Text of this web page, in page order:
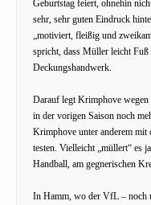
Geburtstag feiert, ohnehin
sehr, sehr guten Eindruck
„motiviert, fleißig und
spricht, dass Müller leicht Fuß
Deckungshandwerk.
Darauf legt Krimphove wegen
in der vorigen Saison noch
Krimphove unter anderem mit
testen. Vielleicht „müllert“ es
Handball, am gegnerischen
In Hamm, wo der VfL – noch